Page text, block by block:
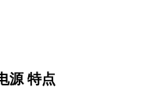
源​ 特点